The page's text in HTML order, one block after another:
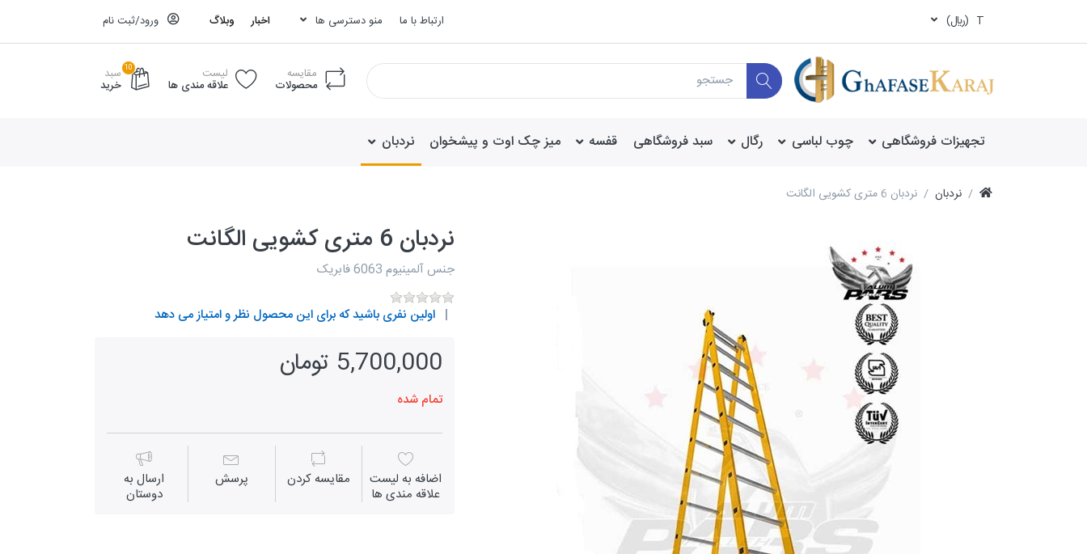
T (ريال) ارتباط با ما منو دسترسی ها اخبار وبلاگ ورود/ثبت نام
مقایسه
محصولات
لیست
علاقه مندی ها
10 سبد
خرید
تجهیزات فروشگاهی چوب لباسی رگال سبد فروشگاهی قفسه میز چک اوت و پیشخوان نردبان
نردبان نردبان 6 متری کشویی الگانت
نردبان 6 متری کشویی الگانت
جنس آلمینیوم 6063 فابریک
اولین نفری باشید که برای این محصول نظر و امتیاز می دهد
5,700,000 تومان
تمام شده
اضافه به لیست
علاقه مندی ها
مقايسه كردن پرسش ارسال به
دوستان